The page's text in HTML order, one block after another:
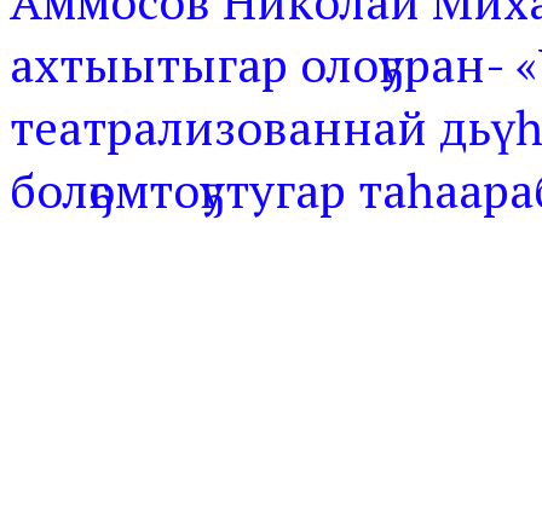
ахтыытыгар олоҕуран-
театрализованнай
болҕомтоҕутугар